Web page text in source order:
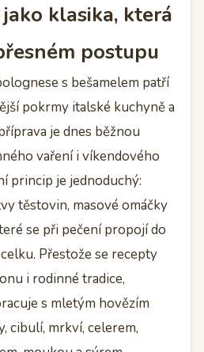
klasika, která
postupu
s bešamelem patří
pokrmy italské kuchyně a
je dnes běžnou
vaření i víkendového
princip je jednoduchý:
těstovin, masové omáčky
se při pečení propojí do
Přestože se recepty
i rodinné tradice,
s mletým hovězím
cibulí, mrkví, celerem,